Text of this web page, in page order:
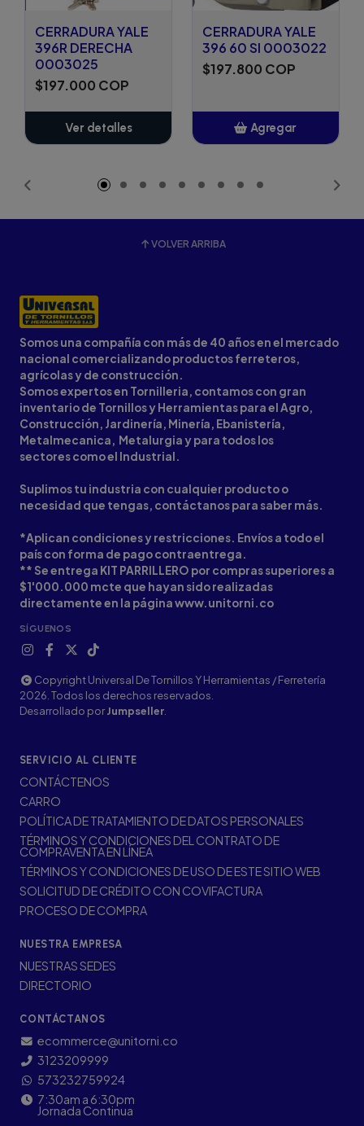
CERRADURA YALE
396R DERECHA
0003025
$197.000 COP
Ver detalles
CERRADURA YALE
396 60 SI 0003022
$197.800 COP
Agregar
VOLVER ARRIBA
Somos una compañía con más de 40 años en el mercado
nacional comercializando productos ferreteros,
agrícolas y de construcción.
Somos expertos en Tornilleria, contamos con gran
inventario de Tornillos y Herramientas para el Agro,
Construcción, Jardinería, Minería, Ebanistería,
Metalmecanica, Metalurgia y para todos los
sectores como el Industrial.
Suplimos tu industria con cualquier producto o
necesidad que tengas, contáctanos para saber más.
*Aplican condiciones y restricciones. Envíos a todo el
país con forma de pago contraentrega.
** Se entrega KIT PARRILLERO por compras superiores a
$1'000.000 mcte que hayan sido realizadas
directamente en la página www.unitorni.co
SÍGUENOS
Copyright Universal De Tornillos Y Herramientas / Ferretería
2026. Todos los derechos reservados.
Desarrollado porJumpseller
SERVICIO AL CLIENTE
CONTÁCTENOS
CARRO
POLÍTICA DE TRATAMIENTO DE DATOS PERSONALES
TÉRMINOS Y CONDICIONES DEL CONTRATO DE
COMPRAVENTA EN LÍNEA
TÉRMINOS Y CONDICIONES DE USO DE ESTE SITIO WEB
SOLICITUD DE CRÉDITO CON COVIFACTURA
PROCESO DE COMPRA
NUESTRA EMPRESA
NUESTRAS SEDES
DIRECTORIO
CONTÁCTANOS
ecommerce@unitorni.co
3123209999
573232759924
7:30am a 6:30pm
Jornada Continua